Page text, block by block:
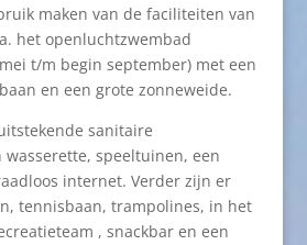
maken van de faciliteiten van
het openluchtzwembad
t/m begin september) met een
en een grote zonneweide.
sanitaire
wasserette, speeltuinen, een
internet. Verder zijn er
tennisbaan, trampolines, in het
, snackbar en een